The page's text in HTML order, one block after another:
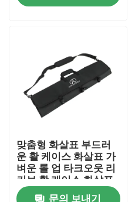
맞춤형 화살표 부드러
운 활 케이스 화살표 가
벼운 롤 업 타크오웃 리
커브 활 케이스 화살표
튜브 홀더와 함께 활 가
문의 보내기